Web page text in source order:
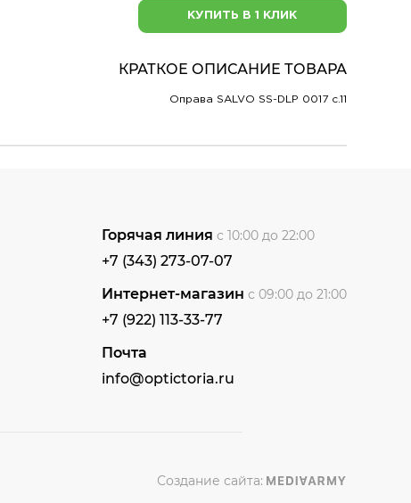
КУПИТЬ В 1 КЛИК
КРАТКОЕ ОПИСАНИЕ ТОВАРА
Оправа SALVO SS-DLP 0017 c.11
Горячая линия с 10:00 до 22:00
+7 (343) 273-07-07
Интернет-магазин с 09:00 до 21:00
+7 (922) 113-33-77
Почта
info@optictoria.ru
Создание сайта: